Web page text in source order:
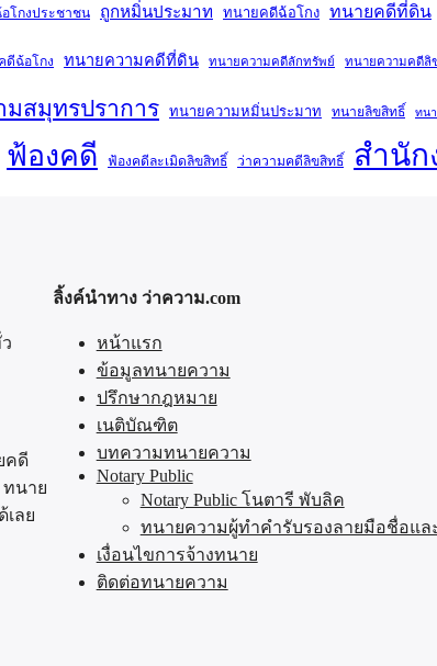
อโกงประชาชน ถูกหมิ่นประมาท ทนายคดีฉ้อโกง ทนายคดีที่ดิน
ดีฉ้อโกง ทนายความคดีที่ดิน ทนายความคดีลักทรัพย์ ทนายความคดีลิ
สมุทรปราการ ทนายความหมิ่นประมาท ทนายลิขสิทธิ์ ทน
ฟ้องคดี ฟ้องคดีละเมิดลิขสิทธิ์ ว่าความคดีลิขสิทธิ์ สำนัก
คดี
นาย
ลย
ลิ้งค์นำทาง ว่าความ.com
หน้าแรก
ข้อมูลทนายความ
ปรึกษากฎหมาย
เนติบัณฑิต
บทความทนายความ
Notary Public
Notary Public โนตารี พับลิค
ทนายความผู้ทำคำรับรองลายมือชื่อแล
เงื่อนไขการจ้างทนาย
ติดต่อทนายความ